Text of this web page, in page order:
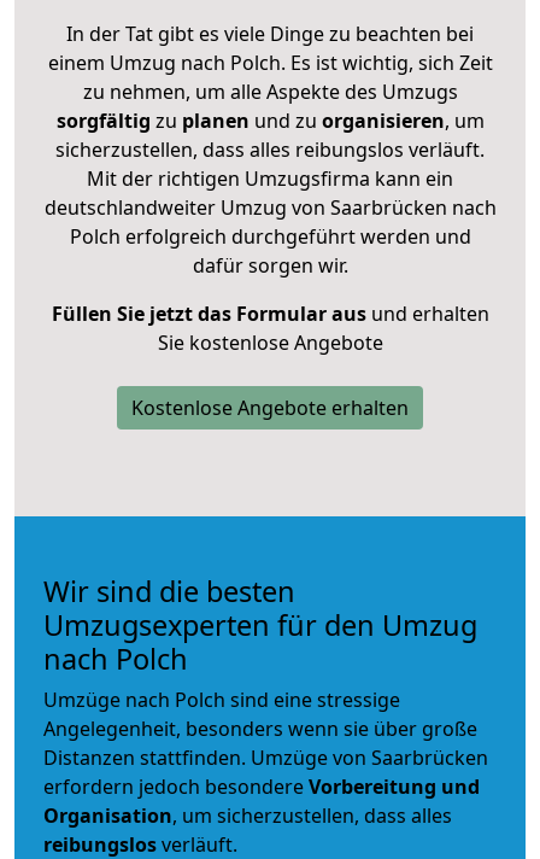
In der Tat gibt es viele Dinge zu beachten bei
einem Umzug nach Polch. Es ist wichtig, sich Zeit
zu nehmen, um alle Aspekte des Umzugs
sorgfältig zu planen und zu organisieren, um
sicherzustellen, dass alles reibungslos verläuft.
Mit der richtigen Umzugsfirma kann ein
deutschlandweiter Umzug von Saarbrücken nach
Polch erfolgreich durchgeführt werden und
dafür sorgen wir.
Füllen Sie jetzt das Formular ausund erhalten
Sie kostenlose Angebote
Kostenlose Angebote erhalten
Wir sind die besten
Umzugsexperten für den Umzug
nach Polch
Umzüge nach Polch sind eine stressige
Angelegenheit, besonders wenn sie über große
Distanzen stattfinden. Umzüge von Saarbrücken
erfordern jedoch besondereVorbereitung und
Organisation, um sicherzustellen, dass alles
reibungslosverläuft.